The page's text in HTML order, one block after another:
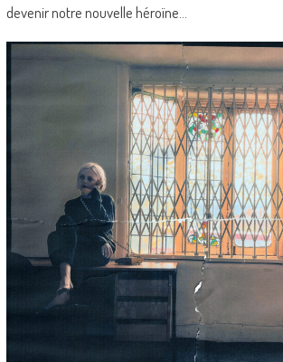
devenir notre nouvelle héroïne…